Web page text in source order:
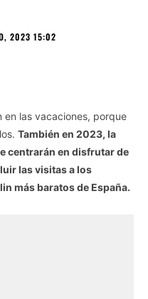
2023 15:02
en las vacaciones, porque
También en 2023, la
centrarán en disfrutar de
las visitas a los
más baratos de España.